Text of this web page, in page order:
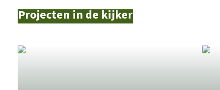
Projecten in de kijker